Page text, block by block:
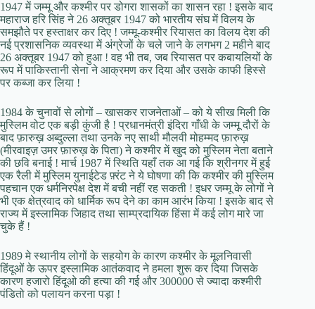
1947 में जम्मू और कश्मीर पर डोगरा शासकों का शासन रहा ! इसके बाद
महाराज हरि सिंह ने 26 अक्‍तूबर 1947 को भारतीय संघ में विलय के
समझौते पर हस्‍ताक्षर कर दिए ! जम्मू-कश्मीर रियासत का विलय देश की
नई प्रशासनिक व्यवस्था में अंग्रेजों के चले जाने के लगभग 2 महीने बाद
26 अक्तूबर 1947 को हुआ ! वह भी तब, जब रियासत पर कबायलियों के
रूप में पाकिस्तानी सेना ने आक्रमण कर दिया और उसके काफी हिस्से
पर कब्जा कर लिया !
1984 के चुनावों से लोगों – खासकर राजनेताओं – को ये सीख मिली कि
मुस्लिम वोट एक बड़ी कुंजी है ! प्रधानमंत्री इंदिरा गाँधी के जम्मू दौरों के
बाद फ़ारुख़ अब्दुल्ला तथा उनके नए साथी मौलवी मोहम्मद फ़ारुख़
(मीरवाइज़ उमर फ़ारुख़ के पिता) ने कश्मीर में खुद को मुस्लिम नेता बताने
की छवि बनाई ! मार्च 1987 में स्थिति यहाँ तक आ गई कि श्रीनगर में हुई
एक रैली में मुस्लिम युनाईटेड फ़्रंट ने ये घोषणा की कि कश्मीर की मुस्लिम
पहचान एक धर्मनिरपेक्ष देश में बची नहीं रह सकती ! इधर जम्मू के लोगों ने
भी एक क्षेत्रवाद को धार्मिक रूप देने का काम आरंभ किया ! इसके बाद से
राज्य में इस्लामिक जिहाद तथा साम्प्रदायिक हिंसा में कई लोग मारे जा
चुके हैं !
1989 मे स्थानीय लोगों के सहयोग के कारण कश्मीर के मूलनिवासी
हिंदूओं के ऊपर इस्लामिक आतंकवाद ने हमला शुरू कर दिया जिसके
कारण हजारो हिंदूओ की हत्या की गई और 300000 से ज्यादा कश्मीरी
पंडितो को पलायन करना पड़ा !